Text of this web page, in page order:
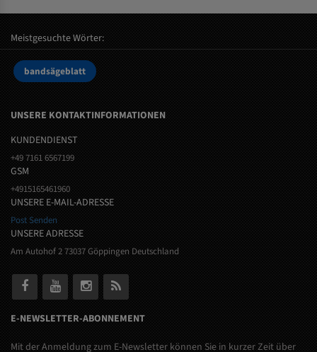
Meistgesuchte Wörter:
bandsägeblatt
UNSERE KONTAKTINFORMATIONEN
KUNDENDIENST
+49 7161 6567199
GSM
+4915165461960
UNSERE E-MAIL-ADRESSE
Post Senden
UNSERE ADRESSE
Am Autohof 2 73037 Göppingen Deutschland
E-NEWSLETTER-ABONNEMENT
Mit der Anmeldung zum E-Newsletter können Sie in kurzer Zeit über